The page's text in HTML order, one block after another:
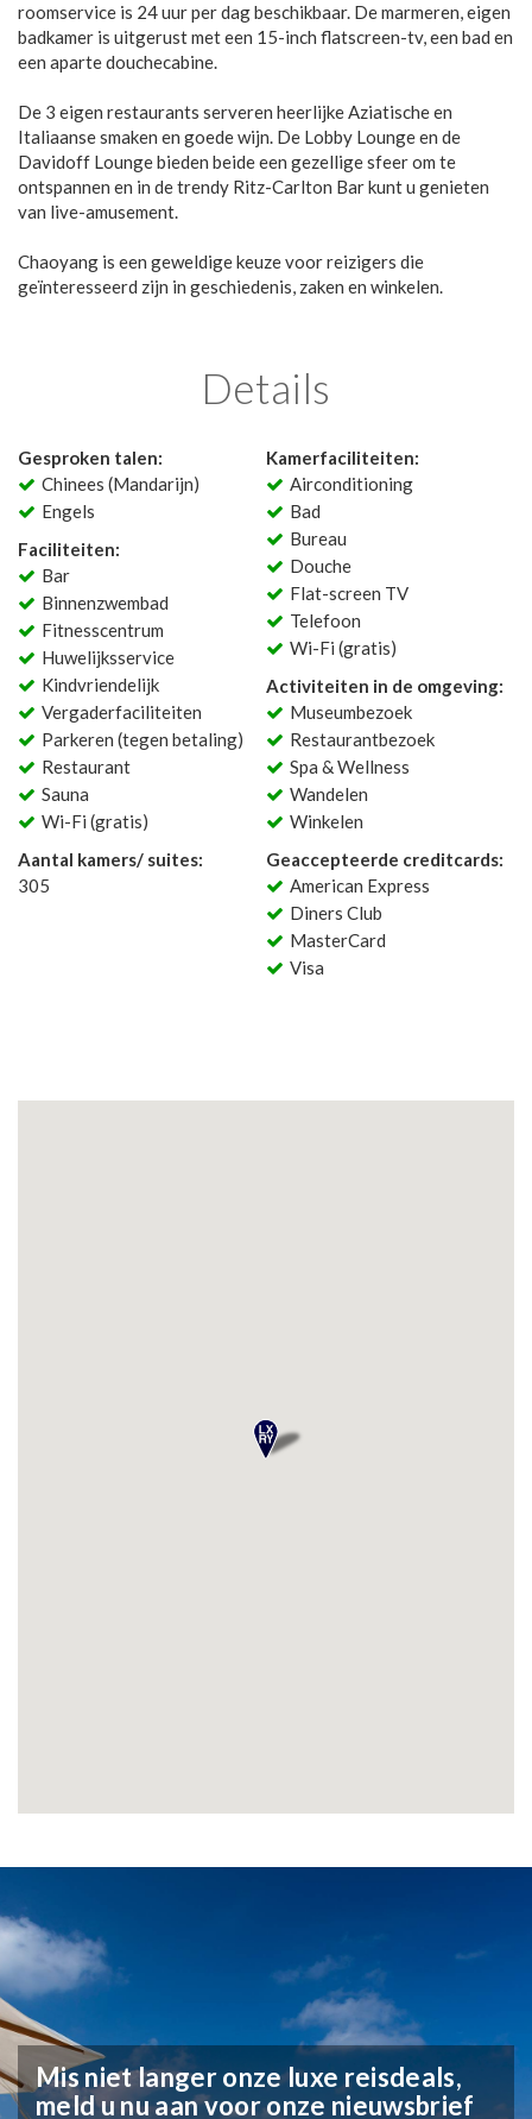
roomservice is 24 uur per dag beschikbaar. De marmeren, eigen
badkamer is uitgerust met een 15-inch flatscreen-tv, een bad en
een aparte douchecabine.
De 3 eigen restaurants serveren heerlijke Aziatische en
Italiaanse smaken en goede wijn. De Lobby Lounge en de
Davidoff Lounge bieden beide een gezellige sfeer om te
ontspannen en in de trendy Ritz-Carlton Bar kunt u genieten
van live-amusement.
Chaoyang is een geweldige keuze voor reizigers die
geïnteresseerd zijn in geschiedenis, zaken en winkelen.
Details
Gesproken talen:
Chinees (Mandarijn)
Engels
Faciliteiten:
Bar
Binnenzwembad
Fitnesscentrum
Huwelijksservice
Kindvriendelijk
Vergaderfaciliteiten
Parkeren (tegen betaling)
Restaurant
Sauna
Wi-Fi (gratis)
Aantal kamers/ suites:
305
Kamerfaciliteiten:
Airconditioning
Bad
Bureau
Douche
Flat-screen TV
Telefoon
Wi-Fi (gratis)
Activiteiten in de omgeving:
Museumbezoek
Restaurantbezoek
Spa & Wellness
Wandelen
Winkelen
Geaccepteerde creditcards:
American Express
Diners Club
MasterCard
Visa
Mis niet langer onze luxe reisdeals,
meld u nu aan voor onze nieuwsbrief